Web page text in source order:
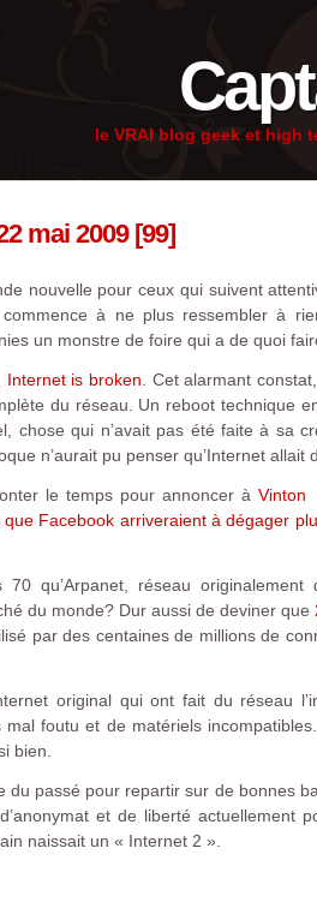
le VRAI blog geek et high
mai 2009 [99]
nouvelle pour ceux qui suivent
commence à ne plus ressembler à
un monstre de foire qui a de quoi
Internet is broken . Cet alarmant
du réseau. Un reboot technique
chose qui n’avait pas été faite à sa
n’aurait pu penser qu’Internet allait
le temps pour annoncer àVinton
Facebook arriveraient à dégager
qu’Arpanet, réseau
du monde? Dur aussi de deviner que
par des centaines de millions de
original qui ont fait du réseau
foutu et de matériels
bien.
passé pour repartir sur de bonnes
et de liberté actuellement
naissait un « Internet 2 ».